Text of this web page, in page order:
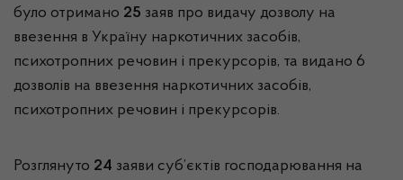
було отримано 25 заяв про видачу дозволу на
ввезення в Україну наркотичних засобів,
психотропних речовин і прекурсорів, та видано 6
дозволів на ввезення наркотичних засобів,
психотропних речовин і прекурсорів.
Розглянуто 24 заяви суб’єктів господарювання на